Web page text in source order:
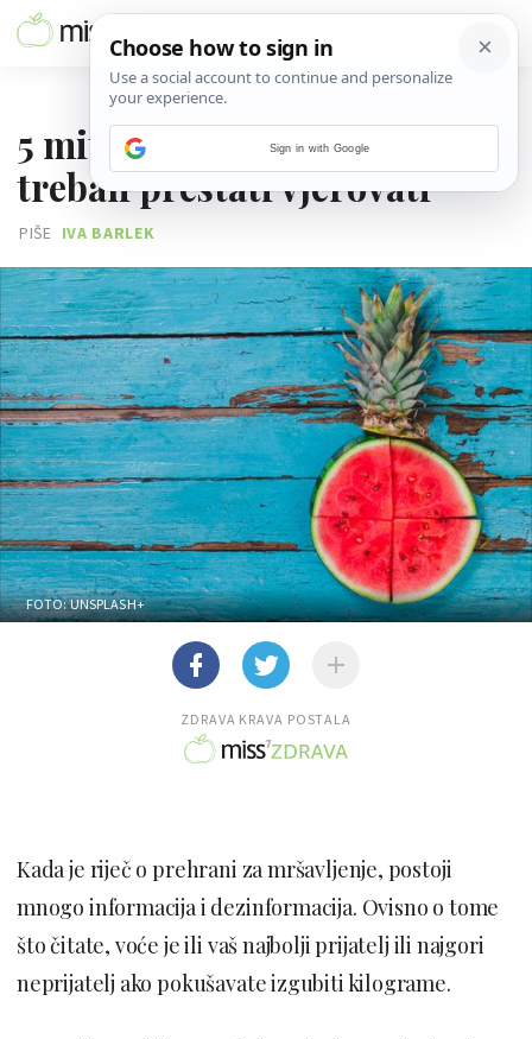
5 mitova o voću u koje bismo
trebali prestati vjerovati
PIŠE IVA BARLEK
FOTO: UNSPLASH+
ZDRAVA KRAVA POSTALA
Kada je riječ o prehrani za mršavljenje, postoji
mnogo informacija i dezinformacija. Ovisno o tome
što čitate, voće je ili vaš najbolji prijatelj ili najgori
neprijatelj ako pokušavate izgubiti kilograme.
Sign in with Google